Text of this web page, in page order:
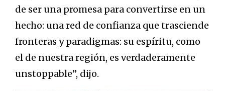
de ser una promesa para convertirse en un
hecho: una red de confianza que trasciende
fronteras y paradigmas: su espíritu, como
el de nuestra región, es verdaderamente
unstoppable”, dijo.